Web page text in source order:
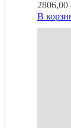
2806,00
В